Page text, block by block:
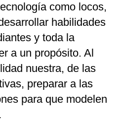
como locos,
habilidades
y toda la
a un propósito. Al
nuestra, de las
preparar a las
para que modelen